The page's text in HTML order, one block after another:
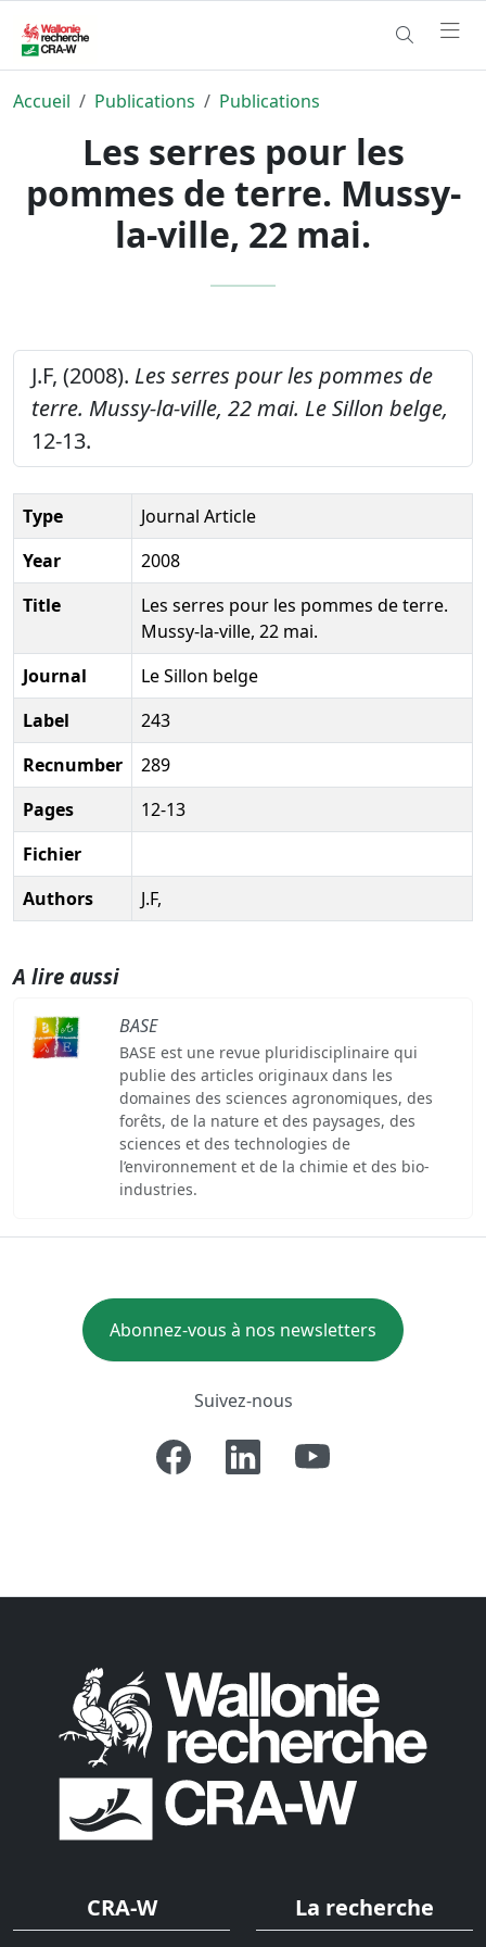
Accueil Publications Publications
Les serres pour les
pommes de terre. Mussy-
la-ville, 22 mai.
J.F, (2008). Les serres pour les pommes de
terre. Mussy-la-ville, 22 mai. Le Sillon belge,
12-13.
Type
Journal Article
Year
2008
Title
Les serres pour les pommes de terre.
Mussy-la-ville, 22 mai.
Journal
Le Sillon belge
Label
243
Recnumber
289
Pages
12-13
Fichier
Authors
J.F,
A lire aussi
BASE
BASE est une revue pluridisciplinaire qui
publie des articles originaux dans les
domaines des sciences agronomiques, des
forêts, de la nature et des paysages, des
sciences et des technologies de
l’environnement et de la chimie et des bio-
industries.
Abonnez-vous à nos newsletters
Suivez-nous
CRA-W La recherche